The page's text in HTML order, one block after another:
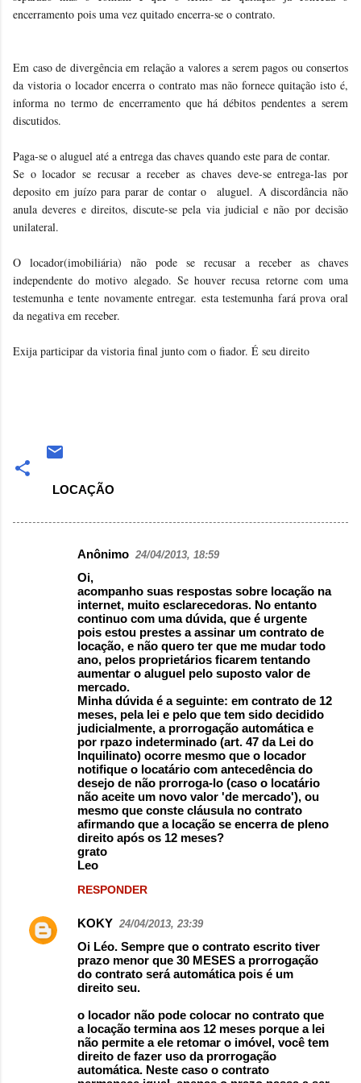
encerramento pois uma vez quitado encerra-se o contrato.
Em caso de divergência em relação a valores a serem pagos ou consertos
da vistoria o locador encerra o contrato mas não fornece quitação isto é,
informa no termo de encerramento que há débitos pendentes a serem
discutidos.
Paga-se o aluguel até a entrega das chaves quando este para de contar.
Se o locador se recusar a receber as chaves deve-se entrega-las por
deposito em juízo para parar de contar o aluguel. A discordância não
anula deveres e direitos, discute-se pela via judicial e não por decisão
unilateral.
O locador(imobiliária) não pode se recusar a receber as chaves
independente do motivo alegado. Se houver recusa retorne com uma
testemunha e tente novamente entregar. esta testemunha fará prova oral
da negativa em receber.
Exija participar da vistoria final junto com o fiador. É seu direito
LOCAÇÃO
Comentários
Anônimo 24/04/2013, 18:59
Oi,
acompanho suas respostas sobre locação na
internet, muito esclarecedoras. No entanto
continuo com uma dúvida, que é urgente
pois estou prestes a assinar um contrato de
locação, e não quero ter que me mudar todo
ano, pelos proprietários ficarem tentando
aumentar o aluguel pelo suposto valor de
mercado.
Minha dúvida é a seguinte: em contrato de 12
meses, pela lei e pelo que tem sido decidido
judicialmente, a prorrogação automática e
por rpazo indeterminado (art. 47 da Lei do
Inquilinato) ocorre mesmo que o locador
notifique o locatário com antecedência do
desejo de não prorroga-lo (caso o locatário
não aceite um novo valor 'de mercado'), ou
mesmo que conste cláusula no contrato
afirmando que a locação se encerra de pleno
direito após os 12 meses?
grato
Leo
RESPONDER
KOKY 24/04/2013, 23:39
Oi Léo. Sempre que o contrato escrito tiver
prazo menor que 30 MESES a prorrogação
do contrato será automática pois é um
direito seu.
o locador não pode colocar no contrato que
a locação termina aos 12 meses porque a lei
não permite a ele retomar o imóvel, você tem
direito de fazer uso da prorrogação
automática. Neste caso o contrato